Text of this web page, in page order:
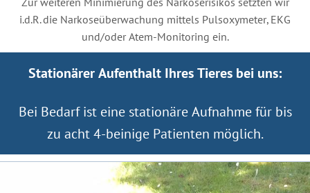
i.d.R. die Narkoseüberwachung mittels Pulsoxymeter, EKG
und/oder Atem-Monitoring ein.
Stationärer Aufenthalt Ihres Tieres bei uns:
Bei Bedarf ist eine stationäre Aufnahme für bis
zu acht 4-beinige Patienten möglich.